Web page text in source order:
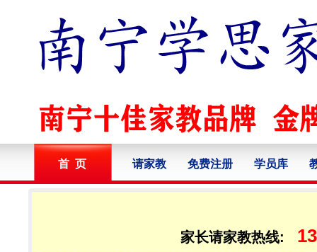
首 页 请家教 免费注册 学员库
家长请家教热线: